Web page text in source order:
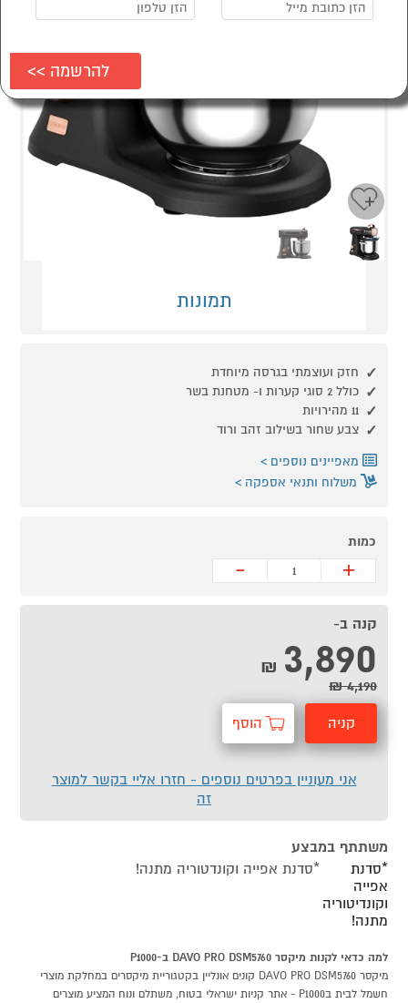
Previous
Next
תמונות
חזק ועוצמתי בגרסה מיוחדת
כולל 2 סוגי קערות ו- מטחנת בשר
11 מהירויות
צבע שחור בשילוב זהב ורוד
מאפיינים נוספים
משלוח ותנאי אספקה
כמות
+
-
קנה ב-
3,890
₪
4,190 ₪
קניה הוסף
אני מעוניין בפרטים נוספים - חזרו אליי בקשר למוצר
זה
משתתף במבצע
*סדנת
אפייה
וקונדיטוריה
מתנה!
*סדנת אפייה וקונדטוריה מתנה!
למה כדאי לקנות מיקסר DAVO PRO DSM5760 ב-P1000
מיקסר DAVO PRO DSM5760 קונים אונליין בקטגוריית מיקסרים במחלקת מוצרי
חשמל לבית בP1000 - אתר קניות ישראלי בטוח, משתלם ונוח המציע מוצרים